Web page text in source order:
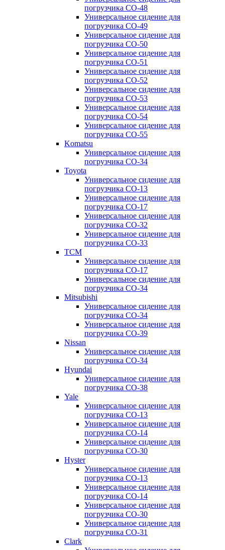
погрузчика CO-48
Универсальное сидение для
погрузчика CO-49
Универсальное сидение для
погрузчика CO-50
Универсальное сидение для
погрузчика CO-51
Универсальное сидение для
погрузчика CO-52
Универсальное сидение для
погрузчика CO-53
Универсальное сидение для
погрузчика CO-54
Универсальное сидение для
погрузчика CO-55
Komatsu
Универсальное сидение для
погрузчика CO-34
Toyota
Универсальное сидение для
погрузчика CO-13
Универсальное сидение для
погрузчика CO-17
Универсальное сидение для
погрузчика CO-32
Универсальное сидение для
погрузчика CO-33
TCM
Универсальное сидение для
погрузчика CO-17
Универсальное сидение для
погрузчика CO-34
Mitsubishi
Универсальное сидение для
погрузчика CO-34
Универсальное сидение для
погрузчика CO-39
Nissan
Универсальное сидение для
погрузчика CO-34
Hyundai
Универсальное сидение для
погрузчика CO-38
Yale
Универсальное сидение для
погрузчика CO-13
Универсальное сидение для
погрузчика CO-14
Универсальное сидение для
погрузчика CO-30
Hyster
Универсальное сидение для
погрузчика CO-13
Универсальное сидение для
погрузчика CO-14
Универсальное сидение для
погрузчика CO-30
Универсальное сидение для
погрузчика CO-31
Clark